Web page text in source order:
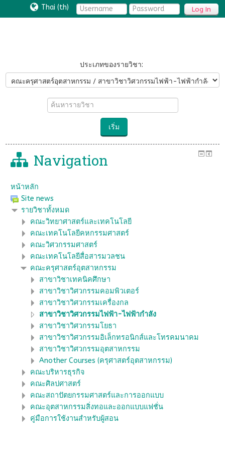
Log In
Thai ‎(th)‎
ประเภทของรายวิชา:
ค้นหา
รายวิชา
เริ่ม
Navigation
หน้าหลัก
Site news
รายวิชาทั้งหมด
คณะวิทยาศาสตร์และเทคโนโลยี
คณะเทคโนโลยีคหกรรมศาสตร์
คณะวิศวกรรมศาสตร์
คณะเทคโนโลยีสื่อสารมวลชน
คณะครุศาสตร์อุตสาหกรรม
สาขาวิชาเทคนิคศึกษา
สาขาวิชาวิศวกรรมคอมพิวเตอร์
สาขาวิชาวิศวกรรมเครื่องกล
สาขาวิชาวิศวกรรมไฟฟ้า-ไฟฟ้ากำลัง
สาขาวิชาวิศวกรรมโยธา
สาขาวิชาวิศวกรรมอิเล็กทรอนิกส์และโทรคมนาคม
สาขาวิชาวิศวกรรมอุตสาหกรรม
Another Courses (ครุศาสตร์อุตสาหกรรม)
คณะบริหารธุรกิจ
คณะศิลปศาสตร์
คณะสถาปัตยกรรมศาสตร์และการออกแบบ
คณะอุตสาหกรรมสิ่งทอและออกแบบแฟชั่น
คู่มือการใช้งานสำหรับผู้สอน